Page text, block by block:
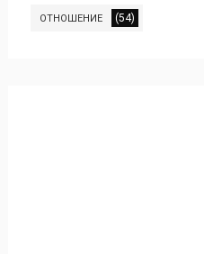
ОТНОШЕНИЕ (54)